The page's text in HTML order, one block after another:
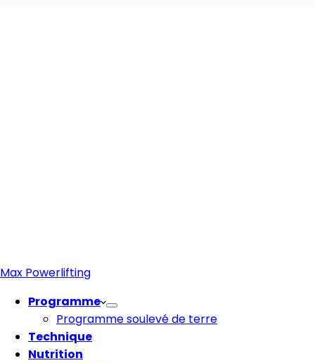
Max Powerlifting
Programme
Programme soulevé de terre
Technique
Nutrition